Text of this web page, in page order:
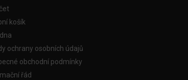
košík
ochrany osobních údajů
obchodní podmínky
řád